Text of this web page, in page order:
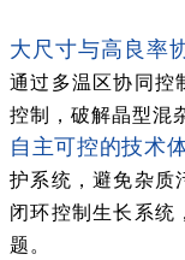
大尺寸与高良率
通过多温区协同控
控制，破解晶型混
自主可控的技术
护系统，避免杂质
闭环控制生长系统
题。